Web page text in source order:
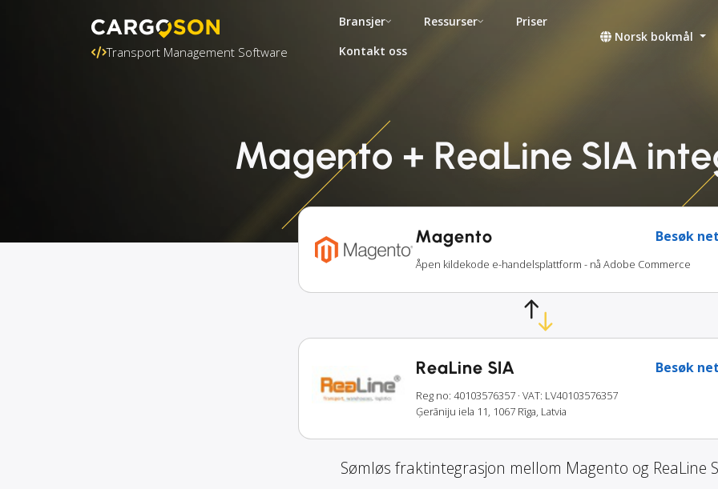
Transport Management Software
Bransjer Ressurser
Priser
Kontakt oss
Norsk bokmål
Magento + ReaLine SIA
Magento Besøk
Åpen kildekode e-handelsplattform - nå Adobe Commerce
ReaLine SIA Besøk
Reg no: 40103576357 · VAT: LV40103576357
Ģerāniju iela 11, 1067 Rīga, Latvia
Sømløs fraktintegrasjon mellom Magento og ReaLine